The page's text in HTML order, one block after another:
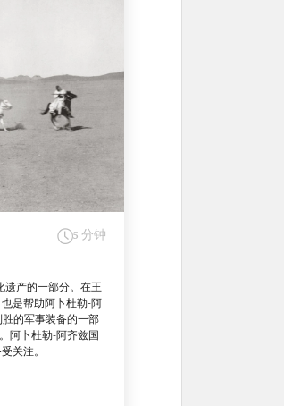
5 分钟
遗产的一部分。在王
是帮助阿卜杜勒-阿
胜的军事装备的一部
阿卜杜勒-阿齐兹国
关注。